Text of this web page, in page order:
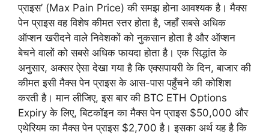
प्राइस’ (Max Pain Price) की समझ होना आवश्यक है। मैक्स
पेन प्राइस वह विशेष कीमत स्तर होता है, जहाँ सबसे अधिक
ऑप्शन खरीदने वाले निवेशकों को नुकसान होता है और ऑप्शन
बेचने वालों को सबसे अधिक फायदा होता है। एक सिद्धांत के
अनुसार, अक्सर ऐसा देखा गया है कि एक्सपायरी के दिन, बाजार की
कीमत इसी मैक्स पेन प्राइस के आस-पास पहुँचने की कोशिश
करती है। मान लीजिए, इस बार की BTC ETH Options
Expiry के लिए, बिटकॉइन का मैक्स पेन प्राइस $50,000 और
एथेरियम का मैक्स पेन प्राइस $2,700 है। इसका अर्थ यह है कि